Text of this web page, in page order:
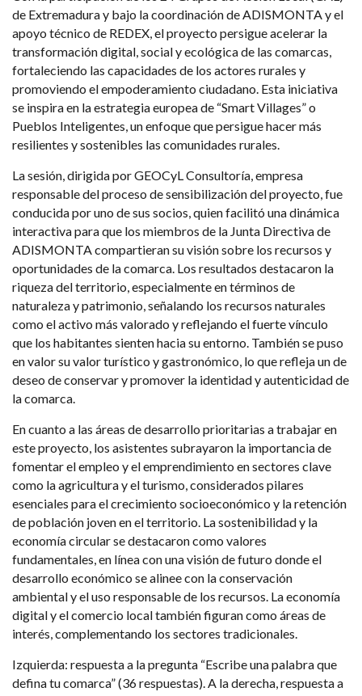
de Extremadura y bajo la coordinación de ADISMONTA y el
apoyo técnico de REDEX, el proyecto persigue acelerar la
transformación digital, social y ecológica de las comarcas,
fortaleciendo las capacidades de los actores rurales y
promoviendo el empoderamiento ciudadano. Esta iniciativa
se inspira en la estrategia europea de “Smart Villages” o
Pueblos Inteligentes, un enfoque que persigue hacer más
resilientes y sostenibles las comunidades rurales.
La sesión, dirigida por GEOCyL Consultoría, empresa
responsable del proceso de sensibilización del proyecto, fue
conducida por uno de sus socios, quien facilitó una dinámica
interactiva para que los miembros de la Junta Directiva de
ADISMONTA compartieran su visión sobre los recursos y
oportunidades de la comarca. Los resultados destacaron la
riqueza del territorio, especialmente en términos de
naturaleza y patrimonio, señalando los recursos naturales
como el activo más valorado y reflejando el fuerte vínculo
que los habitantes sienten hacia su entorno. También se puso
en valor su valor turístico y gastronómico, lo que refleja un de
deseo de conservar y promover la identidad y autenticidad de
la comarca.
En cuanto a las áreas de desarrollo prioritarias a trabajar en
este proyecto, los asistentes subrayaron la importancia de
fomentar el empleo y el emprendimiento en sectores clave
como la agricultura y el turismo, considerados pilares
esenciales para el crecimiento socioeconómico y la retención
de población joven en el territorio. La sostenibilidad y la
economía circular se destacaron como valores
fundamentales, en línea con una visión de futuro donde el
desarrollo económico se alinee con la conservación
ambiental y el uso responsable de los recursos. La economía
digital y el comercio local también figuran como áreas de
interés, complementando los sectores tradicionales.
Izquierda: respuesta a la pregunta “Escribe una palabra que
defina tu comarca” (36 respuestas). A la derecha, respuesta a